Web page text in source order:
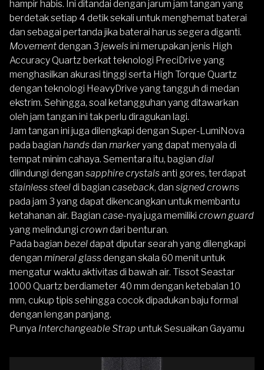
hampir habis. Ini ditandai dengan jarum jam tangan yang
berdetak setiap 4 detik sekali untuk menghemat baterai
dan sebagai pertanda jika baterai harus segera diganti.
Movementdengan 3 jewelsini merupakan jenis High
Accuracy Quartz berkat teknologi PreciDrive yang
menghasilkan akurasi tinggi serta High Torque Quartz
dengan teknologi HeavyDrive yang tangguh di medan
ekstrim. Sehingga, soal ketangguhan yang ditawarkan
oleh jam tangan ini tak perlu diragukan lagi.
Jam tangan ini juga dilengkapi dengan Super-LumiNova
pada bagian handsdan markeryang dapat menyala di
tempat minim cahaya. Sementara itu, bagian dial
dilindungi dengan sapphire crystalsanti gores, terdapat
stainless steeldi bagian caseback, dan signed crowns
pada jam 3 yang dapat dikencangkan untuk membantu
ketahanan air. Bagian case-nya juga memiliki crown guard
yang melindungi crowndari benturan.
Pada bagian bezeldapat diputar searah yang dilengkapi
dengan mineral glassdengan skala 60 menit untuk
mengatur waktu aktivitas di bawah air. Tissot Seastar
1000 Quartz berdiameter 40 mm dengan ketebalan 10
mm, cukup tipis sehingga cocok dipadukan baju formal
dengan lengan panjang.
Punya Interchangeable Strap untuk Sesuaikan Gayamu